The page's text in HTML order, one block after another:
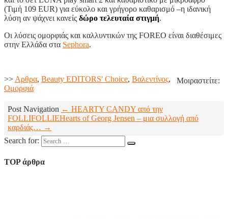
(Τιμή 109 EUR) για εύκολο και γρήγορο καθαρισμό –η ιδανική
λύση αν ψάχνει κανείς δώρο τελευταία στιγμή.
Οι λύσεις ομορφιάς και καλλυντικών της FOREO είναι διαθέσιμες
στην Ελλάδα στα Sephora.
Μοιραστείτε:
>> Aρθρα, Beauty EDITORS' Choice, Βαλεντίνος,
Ομορφιά
Post Navigation ← HEARTY CANDY από την
FOLLIFOLLIEHearts of Georg Jensen – μια συλλογή από
καρδιάς… →
Search for:
TOP άρθρα